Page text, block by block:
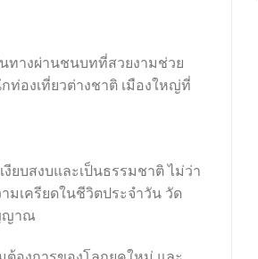
ทางผ่านชนบทที่สวยงามช่วย
องเที่ยวต่างชาติ เมืองใหญ่ที่
ยบสงบและเป็นธรรมชาติ ไม่ว่า
เครียดในชีวิตประจำวัน วัด
ญาณ